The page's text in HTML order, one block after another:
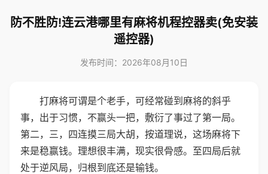
防不胜防!连云港哪里有麻将机程控器卖(免安装
遥控器)
发布时间：2026年08月10日
打麻将可谓是个老手，可经常碰到麻将的斜乎
事，出于习惯，不赢头一把，敷衍了事过了第一局。
第二，三，四连摸三局大胡，按道理说，这场麻将下
来是稳赢钱。理想很丰满，现实很骨感。至四局后就
处于逆风局，归根到底还是输钱。